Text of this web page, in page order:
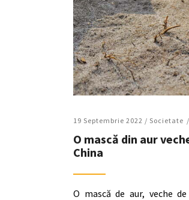
19 Septembrie 2022 / Societate
O mască din aur
China
O mască de aur, veche